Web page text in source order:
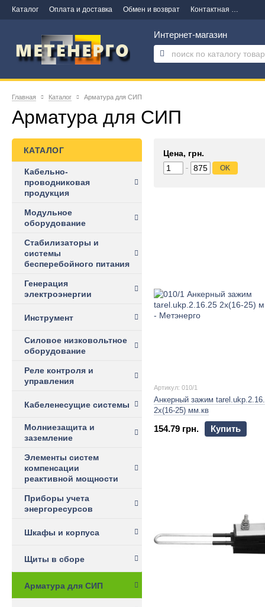
Каталог Оплата и доставка Обмен и возврат Контактная информация
Интернет-магазин
Главная Каталог Арматура для СИП
Арматура для СИП
Цена, грн.
OK
Артикул: 010/1
Анкерный зажим
2х(16-25) мм.кв
154.79 грн. Купить
КАТАЛОГ
Кабельно-
проводниковая
продукция
Модульное
оборудование
Стабилизаторы и
системы
бесперебойного питания
Генерация
электроэнергии
Инструмент
Силовое низковольтное
оборудование
Реле контроля и
управления
Кабеленесущие системы
Молниезащита и
заземление
Элементы систем
компенсации
реактивной мощности
Приборы учета
энергоресурсов
Шкафы и корпуса
Щиты в сборе
Арматура для СИП